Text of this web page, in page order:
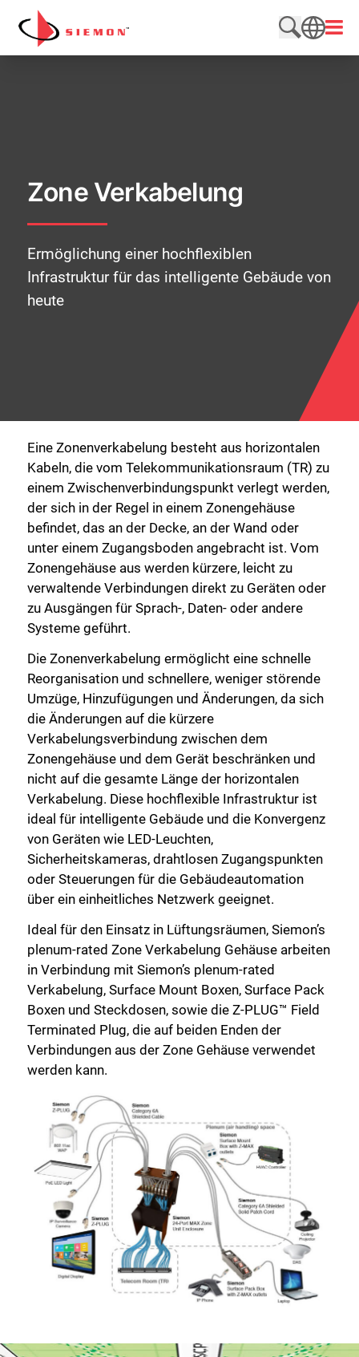
Direkt zum Inhalt wechseln
Website
SEARCH
Zone Verkabelung
Ermöglichung einer hochflexiblen
Infrastruktur für das intelligente Gebäude von
heute
Eine Zonenverkabelung besteht aus horizontalen
Kabeln, die vom Telekommunikationsraum (TR) zu
einem Zwischenverbindungspunkt verlegt werden,
der sich in der Regel in einem Zonengehäuse
befindet, das an der Decke, an der Wand oder
unter einem Zugangsboden angebracht ist. Vom
Zonengehäuse aus werden kürzere, leicht zu
verwaltende Verbindungen direkt zu Geräten oder
zu Ausgängen für Sprach-, Daten- oder andere
Systeme geführt.
Die Zonenverkabelung ermöglicht eine schnelle
Reorganisation und schnellere, weniger störende
Umzüge, Hinzufügungen und Änderungen, da sich
die Änderungen auf die kürzere
Verkabelungsverbindung zwischen dem
Zonengehäuse und dem Gerät beschränken und
nicht auf die gesamte Länge der horizontalen
Verkabelung. Diese hochflexible Infrastruktur ist
ideal für intelligente Gebäude und die Konvergenz
von Geräten wie LED-Leuchten,
Sicherheitskameras, drahtlosen Zugangspunkten
oder Steuerungen für die Gebäudeautomation
über ein einheitliches Netzwerk geeignet.
Ideal für den Einsatz in Lüftungsräumen, Siemon’s
plenum-rated Zone Verkabelung Gehäuse arbeiten
in Verbindung mit Siemon’s plenum-rated
Verkabelung, Surface Mount Boxen, Surface Pack
Boxen und Steckdosen, sowie die Z-PLUG™ Field
Terminated Plug, die auf beiden Enden der
Verbindungen aus der Zone Gehäuse verwendet
werden kann.